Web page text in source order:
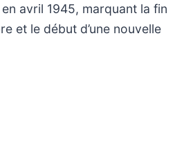
avril 1945, marquant la fin
et le début d’une nouvelle